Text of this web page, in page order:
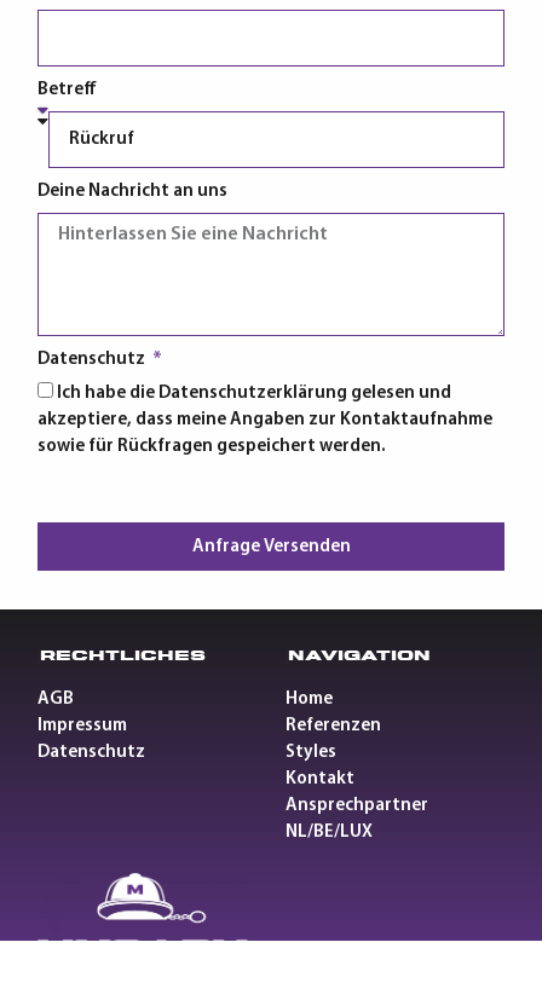
Betreff
Deine Nachricht an uns
Datenschutz
Ich habe die Datenschutzerklärung gelesen und
akzeptiere, dass meine Angaben zur Kontaktaufnahme
sowie für Rückfragen gespeichert werden.
Anfrage Versenden
Navigation
Home
Referenzen
Styles
Kontakt
Ansprechpartner
NL/BE/LUX
Rechtliches
AGB
Impressum
Datenschutz